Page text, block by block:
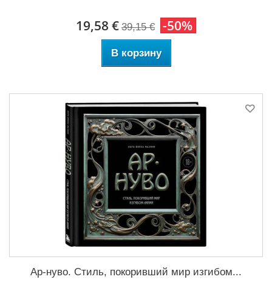
19,58 € 39,15 € -50%
В корзину
Ар-нуво. Стиль, покоривший мир изгибом...